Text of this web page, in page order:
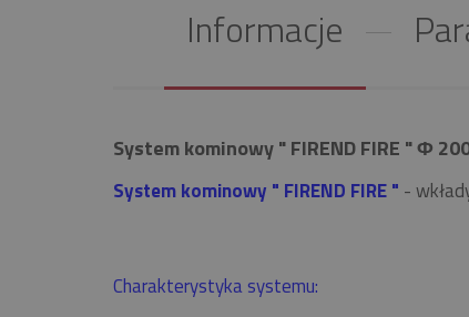
Informacje
System kominowy " FIREND FIRE " Φ
System kominowy " FIREND FIRE " -
Charakterystyka systemu: